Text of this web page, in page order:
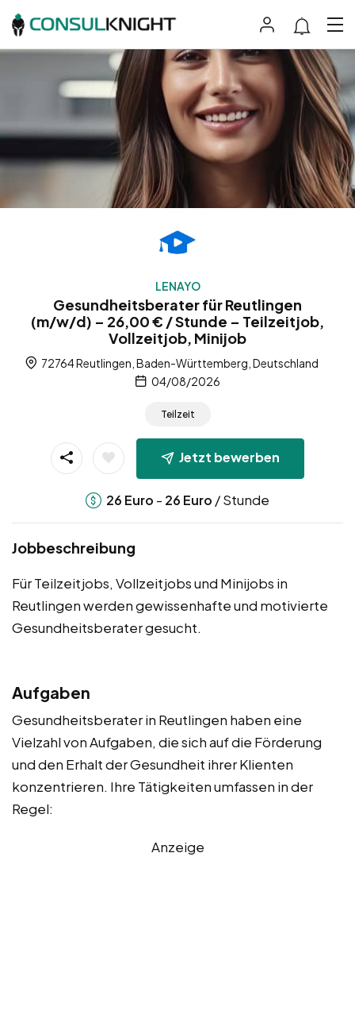
LENAYO
Gesundheitsberater für Reutlingen
(m/w/d) – 26,00 € / Stunde – Teilzeitjob,
Vollzeitjob, Minijob
72764 Reutlingen, Baden-Württemberg, Deutschland
04/08/2026
Teilzeit
Jetzt bewerben
26 Euro - 26 Euro / Stunde
Jobbeschreibung
Für Teilzeitjobs, Vollzeitjobs und Minijobs in
Reutlingen werden gewissenhafte und motivierte
Gesundheitsberater gesucht.
Aufgaben
Gesundheitsberater in Reutlingen haben eine
Vielzahl von Aufgaben, die sich auf die Förderung
und den Erhalt der Gesundheit ihrer Klienten
konzentrieren. Ihre Tätigkeiten umfassen in der
Regel:
Anzeige